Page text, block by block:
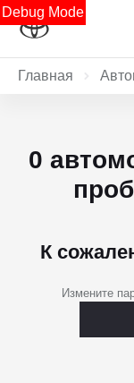
Debug Mode
Главная
0
К
Измените